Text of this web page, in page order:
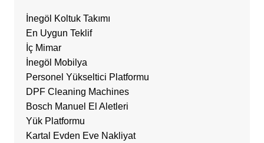
İnegöl Koltuk Takımı
En Uygun Teklif
İç Mimar
İnegöl Mobilya
Personel Yükseltici Platformu
DPF Cleaning Machines
Bosch Manuel El Aletleri
Yük Platformu
Kartal Evden Eve Nakliyat